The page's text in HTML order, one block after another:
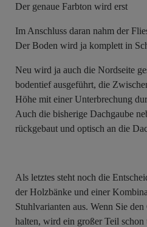
Der genaue Farbton wird erst
Im Anschluss daran nahm der
Der Boden wird ja komplett in
Neu wird ja auch die Nordseite
bodentief ausgeführt, die
Höhe mit einer Unterbrechung
Auch die bisherige Dachgaube
rückgebaut und optisch an die
Als letztes steht noch die
der Holzbänke und einer
Stuhlvarianten aus. Wenn Sie
halten, wird ein großer Teil schon